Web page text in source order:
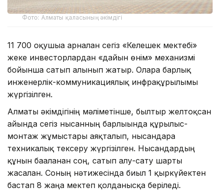
Фото: Алматы қаласының әкімдігі
11 700 оқушыға арналған сегіз «Келешек мектебі»
жеке инвесторлардан «дайын өнім» механизмі
бойынша сатып алынып жатыр. Оларға барлық
инженерлік-коммуникациялық инфрақұрылымы
жүргізілген.
Алматы әкімдігінің мәліметінше, былтыр желтоқсан
айында сегіз нысанның барлығында құрылыс-
монтаж жұмыстары аяқталып, нысандарға
техникалық тексеру жүргізілген. Нысандардың
құнын бағаланған соң, сатып алу-сату шарты
жасалған. Соның нәтижесінда биыл 1 қыркүйектен
бастап 8 жаңа мектеп қолданысқа беріледі.